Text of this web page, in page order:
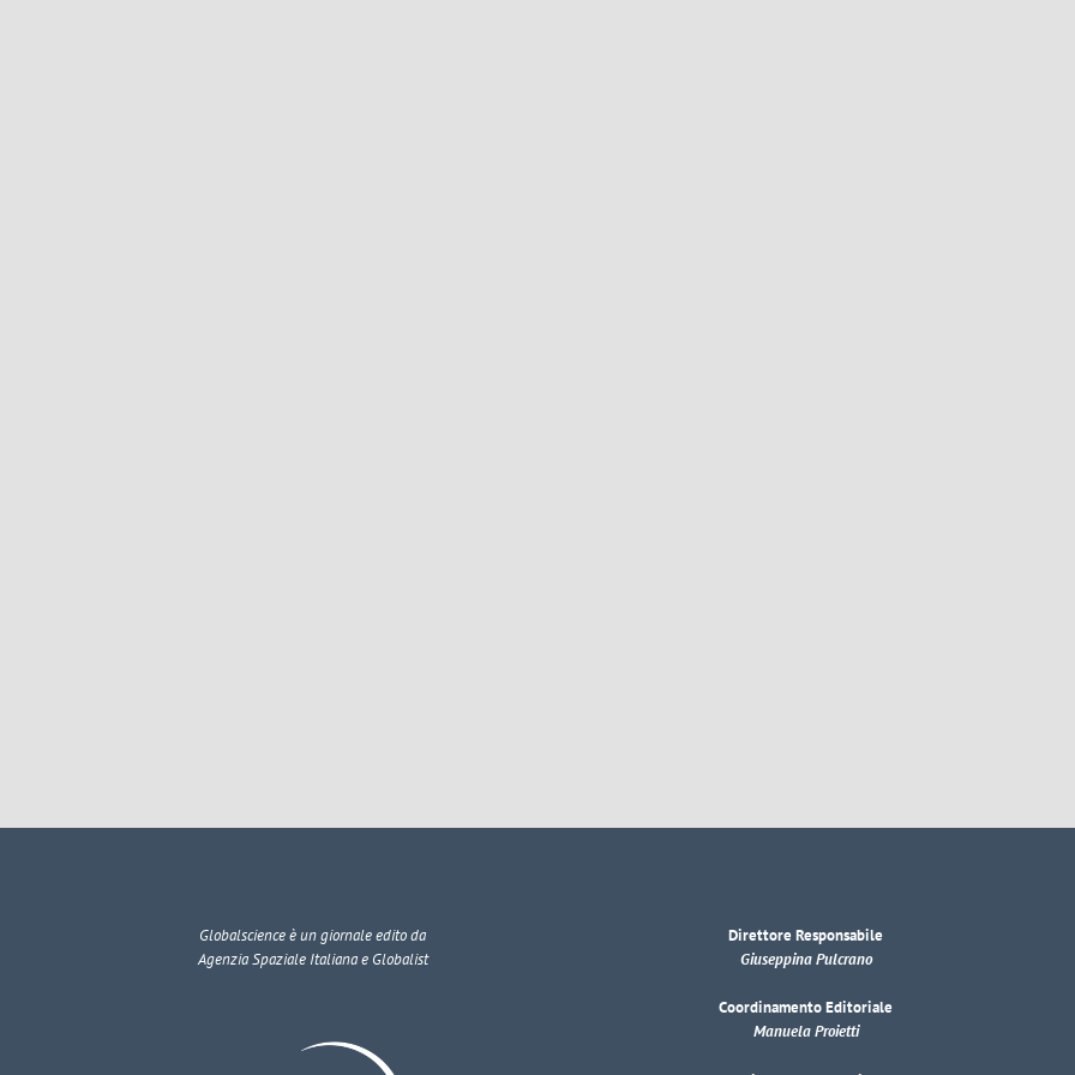
Globalscienceè un giornale edito da
Agenzia Spaziale Italiana e Globalist
Direttore Responsabile
Giuseppina Pulcrano
Coordinamento Editoriale
Manuela Proietti